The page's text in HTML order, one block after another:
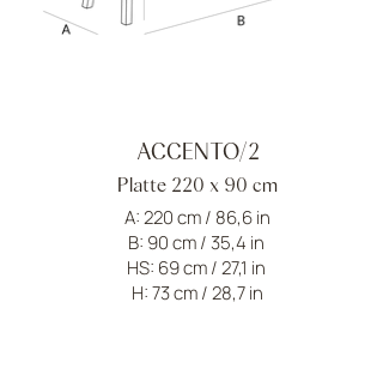
ACCENTO/2
Platte 220 x 90 cm
A: 220 cm / 86,6 in
B: 90 cm / 35,4 in
HS: 69 cm / 27,1 in
H: 73 cm / 28,7 in